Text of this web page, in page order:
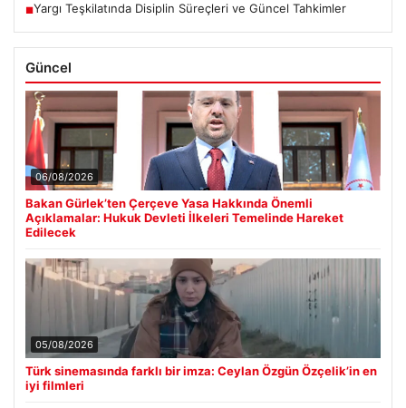
■Yargı Teşkilatında Disiplin Süreçleri ve Güncel Tahkimler
Güncel
06/08/2026
Bakan Gürlek’ten Çerçeve Yasa Hakkında Önemli
Açıklamalar: Hukuk Devleti İlkeleri Temelinde Hareket
Edilecek
05/08/2026
Türk sinemasında farklı bir imza: Ceylan Özgün Özçelik’in en
iyi filmleri